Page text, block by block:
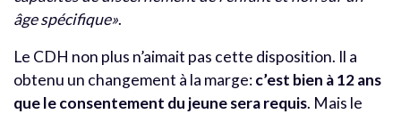
âge spécifique».
Le CDH non plus n’aimait pas cette disposition. Il a
obtenu un changement à la marge:c’est bien à 12 ans
que le consentement du jeune sera requis. Mais le